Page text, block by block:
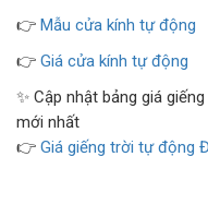
👉 Mẫu cửa kính tự động
👉 Giá cửa kính tự động
✨ Cập nhật bảng giá
mới nhất
👉 Giá giếng trời tự động